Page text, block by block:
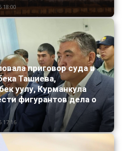
18:00
приговор суда в
Ташиева,
уулу, Курманкула
фигурантов дела о
17:16